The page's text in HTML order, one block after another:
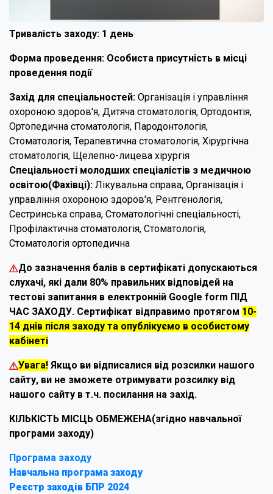
Тривалість заходу: 1 день
Форма проведення: Особиста присутність в місці
проведення події
Захід для спеціальностей: Організація і управління
охороною здоров'я, Дитяча стоматологія, Ортодонтія,
Ортопедична стоматологія, Пародонтологія,
Стоматологія, Терапевтична стоматологія, Хірургічна
стоматологія, Щелепно-лицева хірургія
Спеціальності молодших спеціалістів з медичною
освітою(Фахівці): Лікувальна справа, Організація і
управління охороною здоров'я, Рентгенологія,
Сестринська справа, Стоматологічні спеціальності,
Профілактична стоматологія, Стоматологія,
Стоматологія ортопедична
До зазначення балів в сертифікаті допускаються
слухачі, які дали 80% правильних відповідей на
тестові запитання в електронній Google form ПІД
ЧАС ЗАХОДУ. Сертифікат відправимо протягом 10-
14 днів після заходу та опублікуємо в особистому
кабінеті
Увага! Якщо ви відписалися від розсилки нашого
сайту, ви не зможете отримувати розсилку від
нашого сайту в т.ч. посилання на захід.
КІЛЬКІСТЬ МІСЦЬ ОБМЕЖЕНА(згідно навчальної
програми заходу)
Програма заходу
Навчальна програма заходу
Реєстр заходів БПР 2024